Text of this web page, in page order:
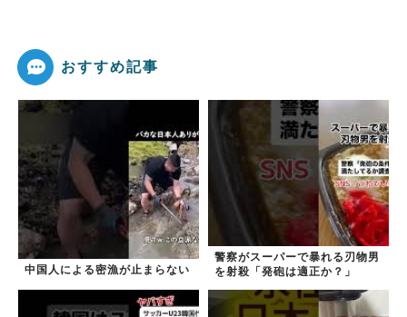
おすすめ記事
中国人による密漁が止まらない
警察がスーパーで暴れる刃物男
を射殺「発砲は適正か？」